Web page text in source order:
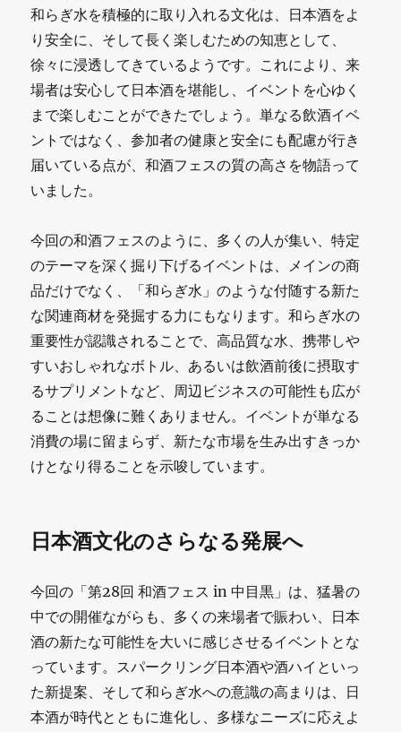
和らぎ水を積極的に取り入れる文化は、日本酒をよ
り安全に、そして長く楽しむための知恵として、
徐々に浸透してきているようです。これにより、来
場者は安心して日本酒を堪能し、イベントを心ゆく
まで楽しむことができたでしょう。単なる飲酒イベ
ントではなく、参加者の健康と安全にも配慮が行き
届いている点が、和酒フェスの質の高さを物語って
いました。
今回の和酒フェスのように、多くの人が集い、特定
のテーマを深く掘り下げるイベントは、メインの商
品だけでなく、「和らぎ水」のような付随する新た
な関連商材を発掘する力にもなります。和らぎ水の
重要性が認識されることで、高品質な水、携帯しや
すいおしゃれなボトル、あるいは飲酒前後に摂取す
るサプリメントなど、周辺ビジネスの可能性も広が
ることは想像に難くありません。イベントが単なる
消費の場に留まらず、新たな市場を生み出すきっか
けとなり得ることを示唆しています。
日本酒文化のさらなる発展へ
今回の「第28回 和酒フェス in 中目黒」は、猛暑の
中での開催ながらも、多くの来場者で賑わい、日本
酒の新たな可能性を大いに感じさせるイベントとな
っています。スパークリング日本酒や酒ハイといっ
た新提案、そして和らぎ水への意識の高まりは、日
本酒が時代とともに進化し、多様なニーズに応えよ